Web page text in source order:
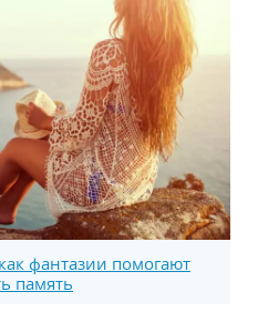
фантазии помогают
память